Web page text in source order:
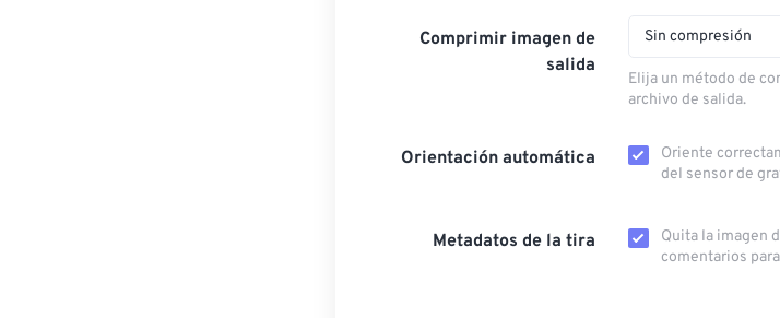
Comprimir imagen de
salida
Sin compresión
Elija un método de
archivo de salida.
Orientación automática
Oriente
del sensor de
Metadatos de la tira
Quita la imagen
comentarios